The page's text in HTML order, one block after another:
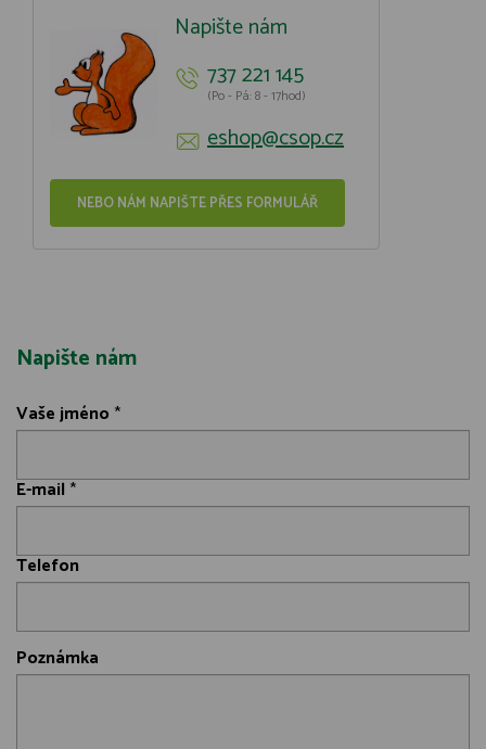
Napište nám
737 221 145
(Po - Pá: 8 - 17hod)
eshop@csop.cz
NEBO NÁM NAPIŠTE PŘES FORMULÁŘ
Napište nám
Vaše jméno *
E-mail *
Telefon
Poznámka